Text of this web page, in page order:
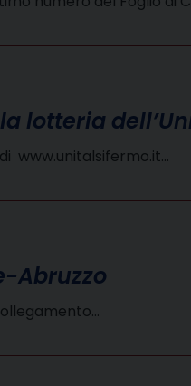
lotteria
www.unitalsifermo.it…
Abruzzo